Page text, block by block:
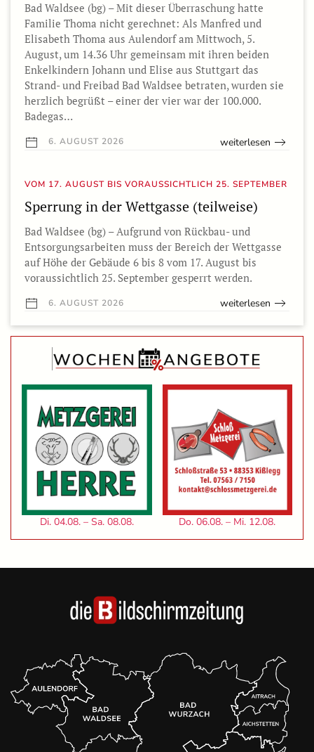
Bad Waldsee (bg) – Mit dieser Überraschung hatte
Familie Thoma nicht gerechnet: Als Manfred und
Elisabeth Thoma aus Aulendorf am Mittwoch, 5.
August, um 14.36 Uhr gemeinsam mit ihren beiden
Enkelkindern Johann und Elise aus Stuttgart das
Strand- und Freibad Bad Waldsee betraten, wurden sie
herzlich begrüßt – einer der vier war der 100.000.
Badegas…
6. AUGUST 2026 weiterlesen
VOM 17. AUGUST BIS VORAUSSICHTLICH 25. SEPTEMBER
Sperrung in der Wettgasse (teilweise)
Bad Waldsee (bg) – Aufgrund von Rückbau- und
Entsorgungsarbeiten muss der Bereich der Wettgasse
auf Höhe der Gebäude 6 bis 8 vom 17. August bis
voraussichtlich 25. September gesperrt werden.
6. AUGUST 2026 weiterlesen
Di. 04.08. – Sa. 08.08. Do. 06.08. – Mi. 12.08.